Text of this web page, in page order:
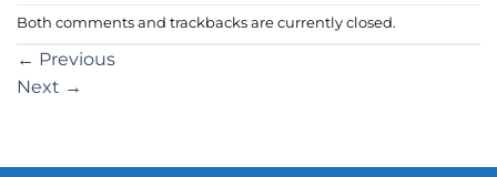
Both comments and trackbacks are currently closed.
← Previous
Next →